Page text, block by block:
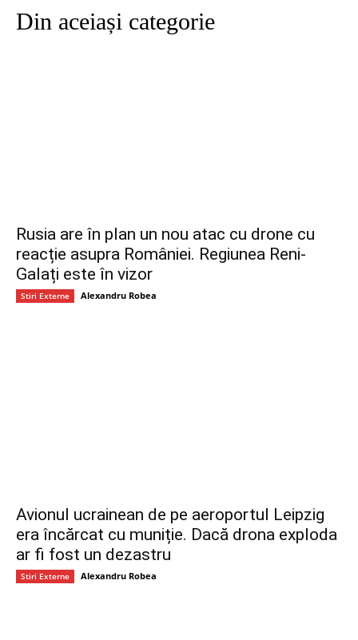
Din aceiași categorie
Rusia are în plan un nou atac cu drone cu
reacție asupra României. Regiunea Reni-
Galați este în vizor
Stiri Externe Alexandru Robea
Avionul ucrainean de pe aeroportul Leipzig
era încărcat cu muniție. Dacă drona exploda
ar fi fost un dezastru
Stiri Externe Alexandru Robea